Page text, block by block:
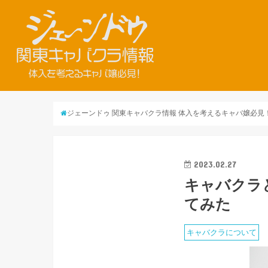
ジェーンドゥ 関東キャバクラ情報 体入を考えるキャバ嬢必見
2023.02.27
キャバクラ
てみた
キャバクラについて